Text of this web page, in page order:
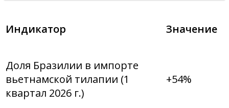
Индикатор Значение
Доля Бразилии в импорте
вьетнамской тилапии (1
квартал 2026 г.)
+54%